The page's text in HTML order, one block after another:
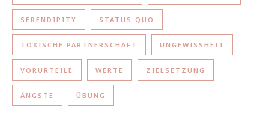
SERENDIPITY STATUS QUO
TOXISCHE PARTNERSCHAFT UNGEWISSHEIT
VORURTEILE WERTE ZIELSETZUNG
ÄNGSTE ÜBUNG